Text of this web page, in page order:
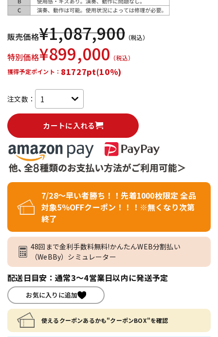
販売価格¥1,087,900 （税込）
特別価格¥899,000 （税込）
獲得予定ポイント： 81727pt(10%)
注文数：
カートに入れる
7/28～早い者勝ち！！先着1000枚限定 全品
対象5％OFFクーポン！！！※無くなり次第
終了
48回まで金利手数料無料!かんたんWEB分割払い
（WeBBy）シミュレーター
配送日目安：通常3～4営業日以内に発送予定
お気に入りに追加
使えるクーポンあるかも"クーポンBOX"を確認